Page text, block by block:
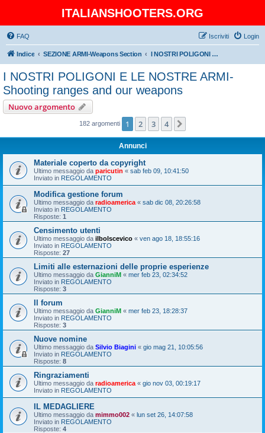
ITALIANSHOOTERS.ORG
FAQ Login
Iscriviti
Indice SEZIONE ARMI-Weapons Section I NOSTRI POLIGONI E LE NOSTRE ARMI-Shooting ranges and our weapons
I NOSTRI POLIGONI E LE NOSTRE ARMI-
Shooting ranges and our weapons
Nuovo argomento
182 argomenti 1 2 3 4
Annunci
Materiale coperto da copyright
Ultimo messaggio da paricutin « sab feb 09, 10:41:50
Inviato in REGOLAMENTO
Modifica gestione forum
Ultimo messaggio da radioamerica « sab dic 08, 20:26:58
Inviato in REGOLAMENTO
Risposte: 1
Censimento utenti
Ultimo messaggio da ilbolscevico « ven ago 18, 18:55:16
Inviato in REGOLAMENTO
Risposte: 27
Limiti alle esternazioni delle proprie esperienze
Ultimo messaggio da GianniM « mer feb 23, 02:34:52
Inviato in REGOLAMENTO
Risposte: 3
Il forum
Ultimo messaggio da GianniM « mer feb 23, 18:28:37
Inviato in REGOLAMENTO
Risposte: 3
Nuove nomine
Ultimo messaggio da Silvio Biagini « gio mag 21, 10:05:56
Inviato in REGOLAMENTO
Risposte: 8
Ringraziamenti
Ultimo messaggio da radioamerica « gio nov 03, 00:19:17
Inviato in REGOLAMENTO
IL MEDAGLIERE
Ultimo messaggio da mimmo002 « lun set 26, 14:07:58
Inviato in REGOLAMENTO
Risposte: 4